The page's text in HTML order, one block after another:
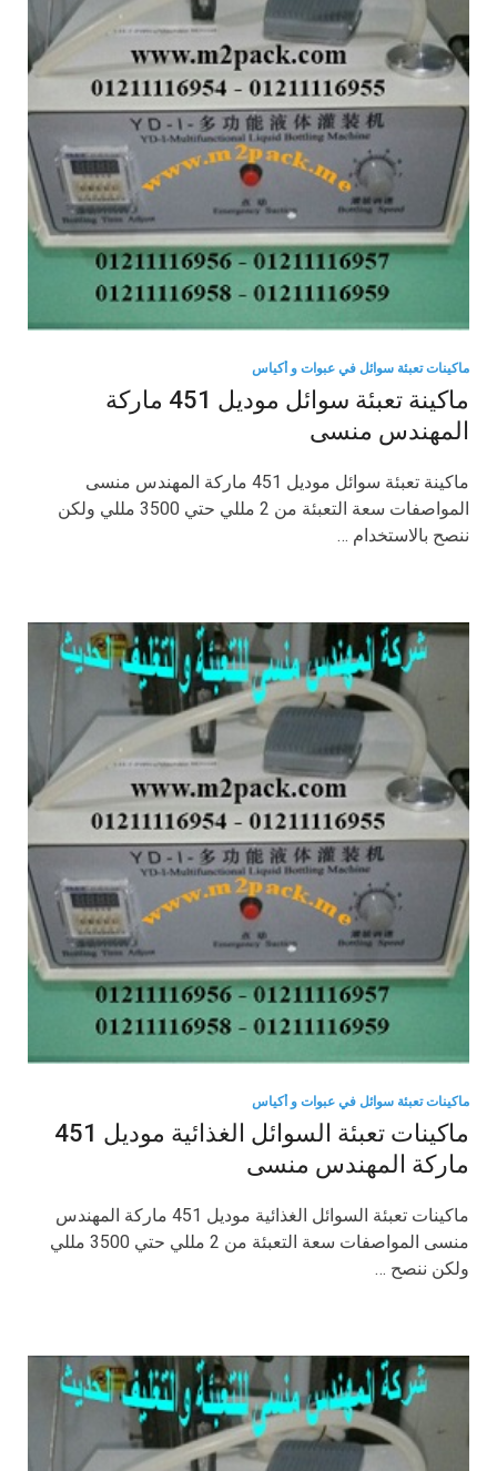
ماكينات تعبئة سوائل في عبوات و أكياس
ماكينة تعبئة سوائل موديل 451 ماركة
المهندس منسى
ماكينة تعبئة سوائل موديل 451 ماركة المهندس منسى
المواصفات سعة التعبئة من 2 مللي حتي 3500 مللي ولكن
ننصح بالاستخدام …
ماكينات تعبئة سوائل في عبوات و أكياس
ماكينات تعبئة السوائل الغذائية موديل 451
ماركة المهندس منسى
ماكينات تعبئة السوائل الغذائية موديل 451 ماركة المهندس
منسى المواصفات سعة التعبئة من 2 مللي حتي 3500 مللي
ولكن ننصح …